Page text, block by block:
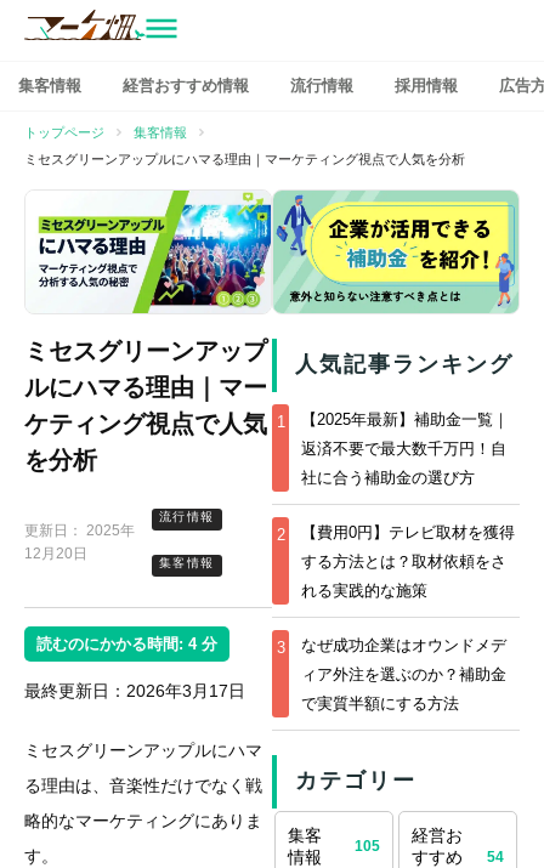
ン
テ
ン
マーケ畑
集客情報 経営おすすめ情報 流行情報 採用情報 広告
トップページ
集客情報
ミセスグリーンアップルにハマる理由｜マーケティング視点で人気を分析
ミセスグリーンアップ
ルにハマる理由｜マー
ケティング視点で人気
を分析
更新日： 2025年
12月20日
流行情報
集客情報
読むのにかかる時間: 4 分
最終更新日：2026年3月17日
ミセスグリーンアップルにハマ
る理由は、音楽性だけでなく戦
略的なマーケティングにありま
す。
人気記事ランキング
1
【2025年最新】補助金一覧｜
返済不要で最大数千万円！自
社に合う補助金の選び方
2
【費用0円】テレビ取材を獲得
する方法とは？取材依頼をさ
れる実践的な施策
3
なぜ成功企業はオウンドメデ
ィア外注を選ぶのか？補助金
で実質半額にする方法
カテゴリー
集客
情報
105
経営お
すすめ
54